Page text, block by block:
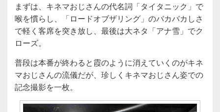
まずは、キネマおじさんの代名詞「タイタニック」で
喉を慣らし、「ロードオブザリング」のバカバカしさ
で軽く客席を突き放し、最後は大ネタ「アナ雪」でク
ローズ。
普段は本番が終わると霞のように消えていくのがキネ
マおじさんの流儀だが、珍しくキネマおじさん姿での
記念撮影を一枚。